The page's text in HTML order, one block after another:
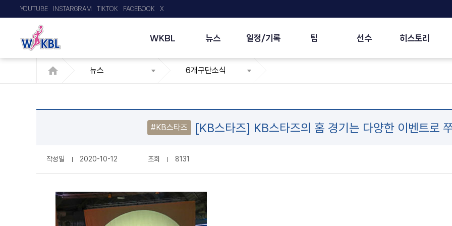
WKBL 뉴스 일정/기록 팀 선수 히스토리
YOUTUBE INSTARGRAM TIKTOK FACEBOOK X
뉴스 6개구단소식
#KB스타즈 [KB스타즈] KB스타즈의 홈 경기는 다양한 이벤트로
작성일 2020-10-12 조회 8131